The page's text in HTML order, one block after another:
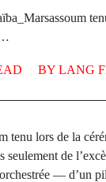
BY LANG
tenu lors de la
de
— d’un